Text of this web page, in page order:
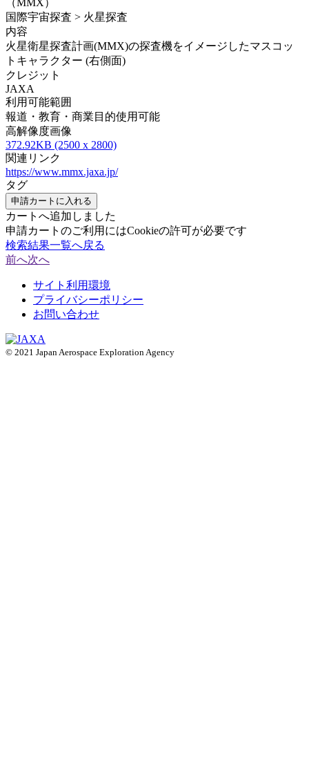
（MMX）
国際宇宙探査 > 火星探査
内容
火星衛星探査計画(MMX)の探査機をイメージしたマスコッ
トキャラクター (右側面)
クレジット
JAXA
利用可能範囲
報道・教育・商業目的使用可能
高解像度画像
372.92KB (2500 x 2800)
関連リンク
https://www.mmx.jaxa.jp/
タグ
申請カートに入れる
カートへ追加しました
申請カートのご利用にはCookieの許可が必要です
検索結果一覧へ戻る
前へ次へ
サイト利用環境
プライバシーポリシー
お問い合わせ
© 2021 Japan Aerospace Exploration Agency